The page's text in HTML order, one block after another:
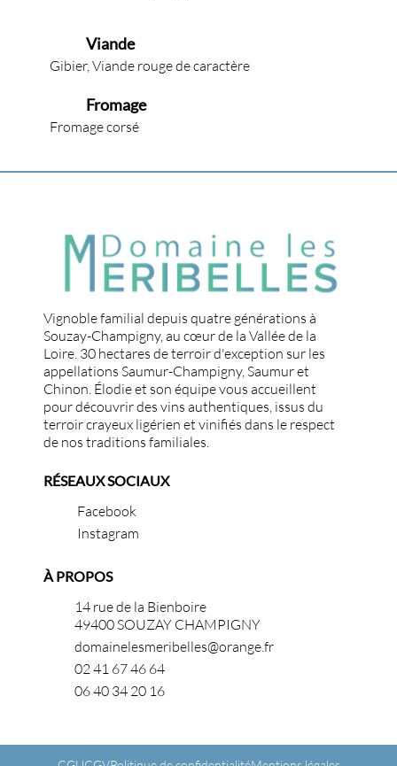
Viande
Gibier, Viande rouge de caractère
Fromage
Fromage corsé
Vignoble familial depuis quatre générations à
Souzay-Champigny, au cœur de la Vallée de la
Loire. 30 hectares de terroir d'exception sur les
appellations Saumur-Champigny, Saumur et
Chinon. Élodie et son équipe vous accueillent
pour découvrir des vins authentiques, issus du
terroir crayeux ligérien et vinifiés dans le respect
de nos traditions familiales.
RÉSEAUX SOCIAUX
Facebook
Instagram
À PROPOS
14 rue de la Bienboire
49400 SOUZAY CHAMPIGNY
domainelesmeribelles@orange.fr
02 41 67 46 64
06 40 34 20 16